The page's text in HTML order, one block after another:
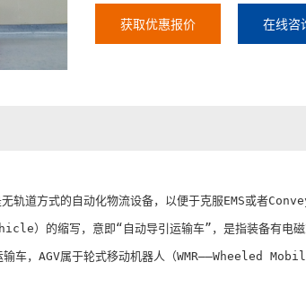
获取优惠报价 在线咨
方式的自动化物流设备，以便于克服EMS或者
）的缩写，意即“自动导引运输车”，是指装备有电磁
车，AGV属于轮式移动机器人（WMR――Wheeled